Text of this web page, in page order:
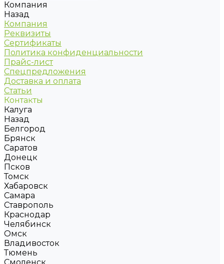
Компания
Назад
Компания
Реквизиты
Сертификаты
Политика конфиденциальности
Прайс-лист
Спецпредложения
Доставка и оплата
Статьи
Контакты
Калуга
Назад
Белгород
Брянск
Саратов
Донецк
Псков
Томск
Хабаровск
Самара
Ставрополь
Краснодар
Челябинск
Омск
Владивосток
Тюмень